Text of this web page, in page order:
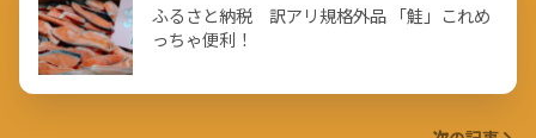
ふるさと納税 訳アリ規格外品 「鮭」これめ
っちゃ便利！